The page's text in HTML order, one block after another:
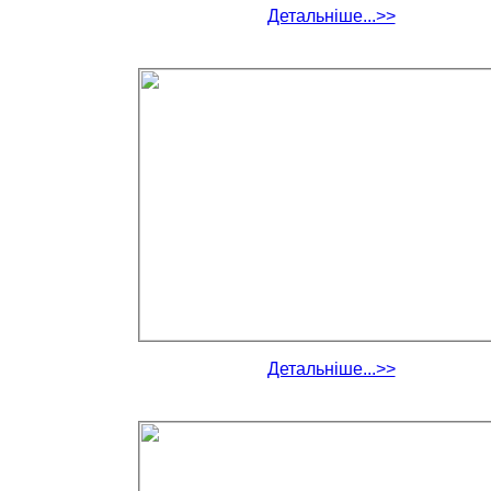
Детальніше...>>
Детальніше...>>